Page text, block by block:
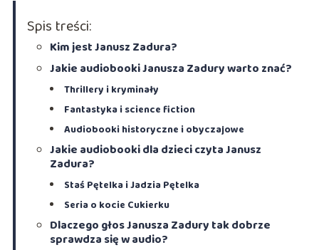
Spis treści:
Kim jest Janusz Zadura?
Jakie audiobooki Janusza Zadury warto znać?
Thrillery i kryminały
Fantastyka i science fiction
Audiobooki historyczne i obyczajowe
Jakie audiobooki dla dzieci czyta Janusz
Zadura?
Staś Pętelka i Jadzia Pętelka
Seria o kocie Cukierku
Dlaczego głos Janusza Zadury tak dobrze
sprawdza się w audio?